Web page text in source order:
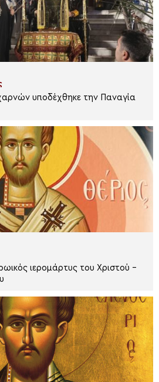
υποδέχθηκε την Παναγία
ιερομάρτυς του Χριστού –